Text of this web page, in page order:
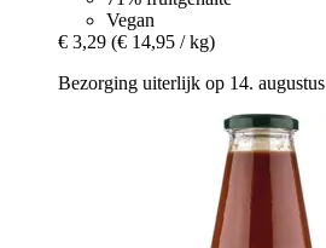
Vegan
€ 3,29 (€ 14,95 / kg)
Bezorging uiterlijk op 14. augustus